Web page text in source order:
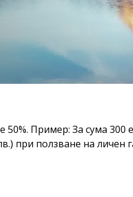
Пример: За сума 300
при ползване на личен